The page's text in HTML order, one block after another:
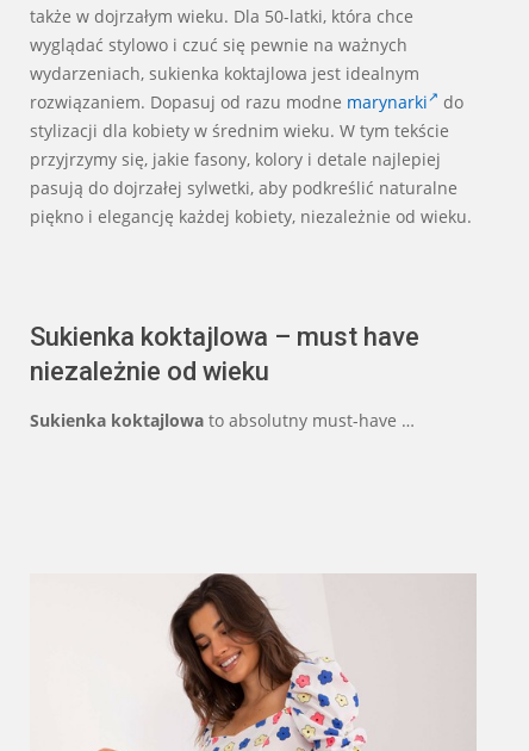
także w dojrzałym wieku. Dla 50-latki, która chce
wyglądać stylowo i czuć się pewnie na ważnych
wydarzeniach, sukienka koktajlowa jest idealnym
rozwiązaniem. Dopasuj od razu modne marynarki
do
stylizacji dla kobiety w średnim wieku. W tym tekście
przyjrzymy się, jakie fasony, kolory i detale najlepiej
pasują do dojrzałej sylwetki, aby podkreślić naturalne
piękno i elegancję każdej kobiety, niezależnie od wieku.
Sukienka koktajlowa – must have
niezależnie od wieku
Sukienka koktajlowa to absolutny must-have …